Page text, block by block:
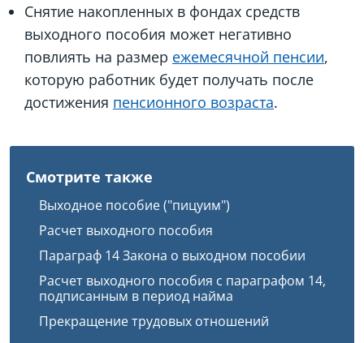
Снятие накопленных в фондах средств
выходного пособия может негативно
повлиять на размер ежемесячной пенсии,
которую работник будет получать после
достижения пенсионного возраста.
Смотрите также
Выходное пособие ("пицуим")
Расчет выходного пособия
Параграф 14 Закона о выходном пособии
Расчет выходного пособия с параграфом 14,
подписанным в период найма
Прекращение трудовых отношений